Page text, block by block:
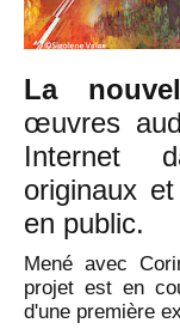
La
œuvres
Internet
originaux
en public.
Mené avec
projet est en
d'une première